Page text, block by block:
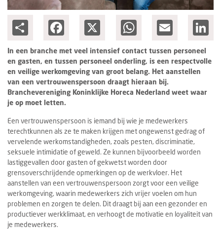
Facebook WhatsAppEmail
In een branche met veel intensief contact tussen personeel
en gasten, en tussen personeel onderling, is een respectvolle
en veilige werkomgeving van groot belang. Het aanstellen
van een vertrouwenspersoon draagt hieraan bij.
Branchevereniging Koninklijke Horeca Nederland weet waar
je op moet letten.
Een vertrouwenspersoon is iemand bij wie je medewerkers
terechtkunnen als ze te maken krijgen met ongewenst gedrag of
vervelende werkomstandigheden, zoals pesten, discriminatie,
seksuele intimidatie of geweld. Ze kunnen bijvoorbeeld worden
lastiggevallen door gasten of gekwetst worden door
grensoverschrijdende opmerkingen op de werkvloer. Het
aanstellen van een vertrouwenspersoon zorgt voor een veilige
werkomgeving, waarin medewerkers zich vrijer voelen om hun
problemen en zorgen te delen. Dit draagt bij aan een gezonder en
productiever werkklimaat, en verhoogt de motivatie en loyaliteit van
je medewerkers.